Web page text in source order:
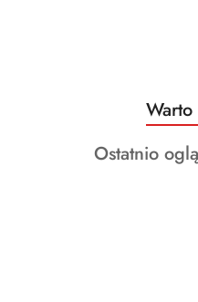
Pomiń karuzelę
o
Produkty
Ostatnio